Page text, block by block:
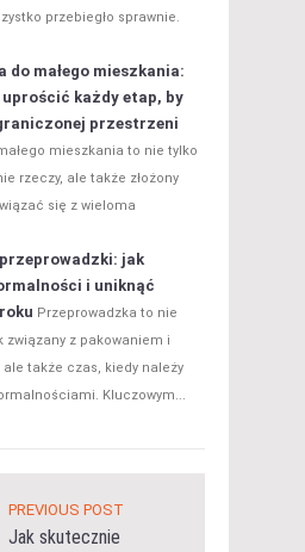
przebiegło sprawnie.
do małego mieszkania:
każdy etap, by
przestrzeni
mieszkania to nie tylko
rzeczy, ale także złożony
się z wieloma
jak
i uniknąć
Przeprowadzka to nie
związany z pakowaniem i
także czas, kiedy należy
Kluczowym...
PREVIOUS POST
Jak skutecznie